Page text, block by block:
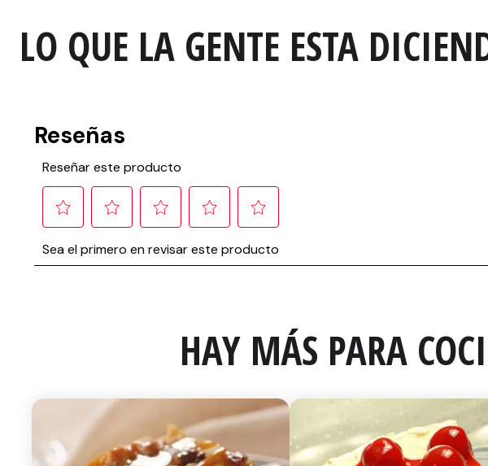
LO QUE LA GENTE ESTA
HAY MÁS PARA